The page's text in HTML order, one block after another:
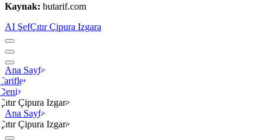
Kaynak: butarif.com
AI ŞefÇıtır Çipura Izgara
Ana Sayfa
Çipura Izgara
Ana Sayfa
Çipura Izgara